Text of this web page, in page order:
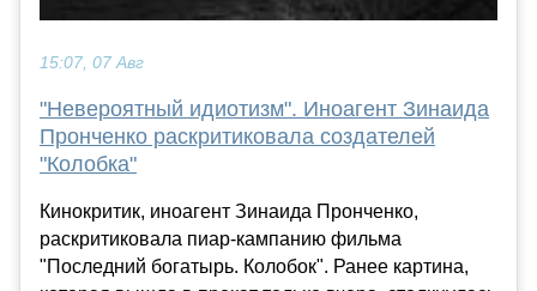
15:07, 07 Авг
"Невероятный идиотизм". Иноагент Зинаида
Пронченко раскритиковала создателей
"Колобка"
Кинокритик, иноагент Зинаида Пронченко,
раскритиковала пиар-кампанию фильма
"Последний богатырь. Колобок". Ранее картина,